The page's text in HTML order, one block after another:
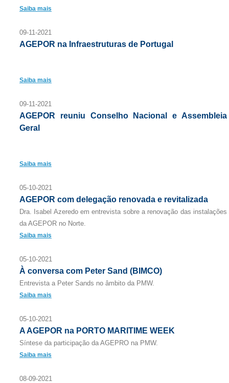
Saiba mais
09-11-2021
AGEPOR na Infraestruturas de Portugal
Saiba mais
09-11-2021
AGEPOR reuniu Conselho Nacional e Assembleia
Geral
Saiba mais
05-10-2021
AGEPOR com delegação renovada e revitalizada
Dra. Isabel Azeredo em entrevista sobre a renovação das instalações
da AGEPOR no Norte.
Saiba mais
05-10-2021
À conversa com Peter Sand (BIMCO)
Entrevista a Peter Sands no âmbito da PMW.
Saiba mais
05-10-2021
A AGEPOR na PORTO MARITIME WEEK
Síntese da participação da AGEPRO na PMW.
Saiba mais
08-09-2021